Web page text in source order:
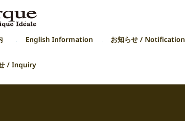
English Information
お知らせ / Notification
/ Inquiry